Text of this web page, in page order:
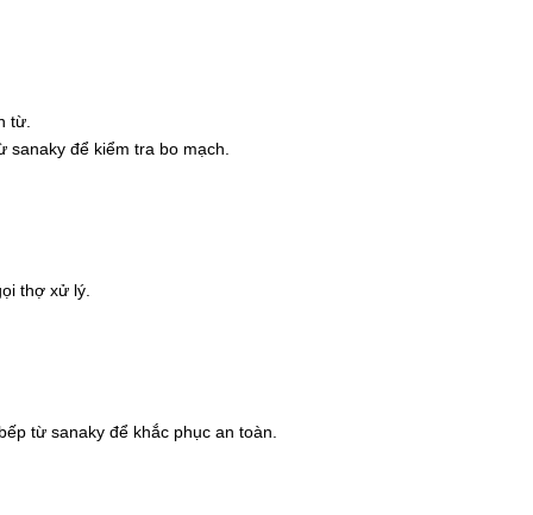
từ.
để kiểm tra bo mạch.
thợ xử lý.
từ sanaky để khắc phục an toàn.